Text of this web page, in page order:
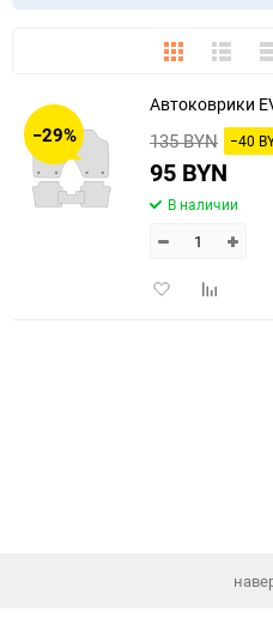
Плитка
−29%
Автоковрики
135 BYN −40
95 BYN
В наличии
ДобавитьДобавить